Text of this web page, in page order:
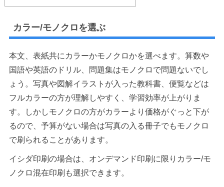
カラー/モノクロを選ぶ
本文、表紙共にカラーかモノクロかを選べます。算数や
国語や英語のドリル、問題集はモノクロで問題ないでし
ょう。写真や図解イラストが入った教科書、便覧などは
フルカラーの方が理解しやすく、学習効率が上がりま
す。しかしモノクロの方がカラーより価格がぐっと下が
るので、予算がない場合は写真の入る冊子でもモノクロ
で刷られることがあります。
イシダ印刷の場合は、オンデマンド印刷に限りカラー/モ
ノクロ混在印刷も選択できます。